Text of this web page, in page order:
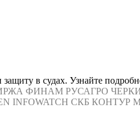
в судах. Узнайте
ФИНАМ РУСАГРО
INFOWATCH СКБ КОНТУР